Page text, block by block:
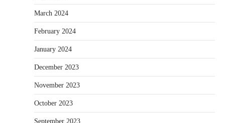
March 2024
February 2024
January 2024
December 2023
November 2023
October 2023
September 2023